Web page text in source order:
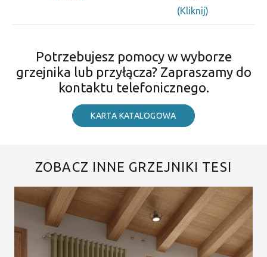
(Kliknij)
Potrzebujesz pomocy w wyborze
grzejnika lub przyłącza? Zapraszamy do
kontaktu telefonicznego.
KARTA KATALOGOWA
ZOBACZ INNE GRZEJNIKI TESI